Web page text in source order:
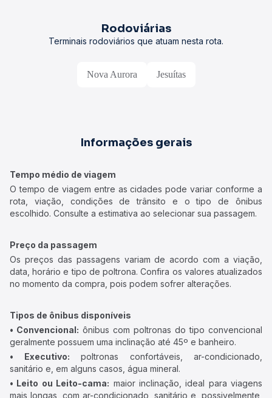
Rodoviárias
Terminais rodoviários que atuam nesta rota.
Nova Aurora Jesuítas
Informações gerais
Tempo médio de viagem
O tempo de viagem entre as cidades pode variar conforme a
rota, viação, condições de trânsito e o tipo de ônibus
escolhido. Consulte a estimativa ao selecionar sua passagem.
Preço da passagem
Os preços das passagens variam de acordo com a viação,
data, horário e tipo de poltrona. Confira os valores atualizados
no momento da compra, pois podem sofrer alterações.
Tipos de ônibus disponíveis
• Convencional: ônibus com poltronas do tipo convencional
geralmente possuem uma inclinação até 45º e banheiro.
• Executivo: poltronas confortáveis, ar-condicionado,
sanitário e, em alguns casos, água mineral.
• Leito ou Leito-cama: maior inclinação, ideal para viagens
mais longas, com ar-condicionado, sanitário e, possivelmente,